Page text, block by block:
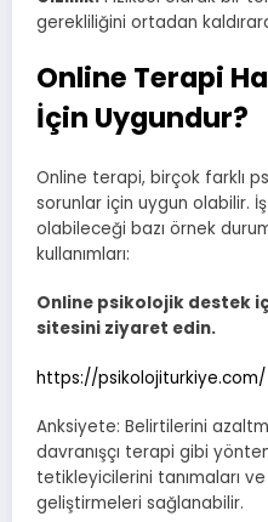
gerekliliğini ortadan
Online Terapi
İçin Uygundur?
Online terapi, birçok farklı
sorunlar için uygun olabilir.
olabileceği bazı örnek
kullanımları:
Online psikolojik destek
sitesini ziyaret edin.
https://psikolojiturkiye.com/
Anksiyete: Belirtilerini
davranışçı terapi gibi
tetikleyicilerini tanımaları
geliştirmeleri sağlanabilir.